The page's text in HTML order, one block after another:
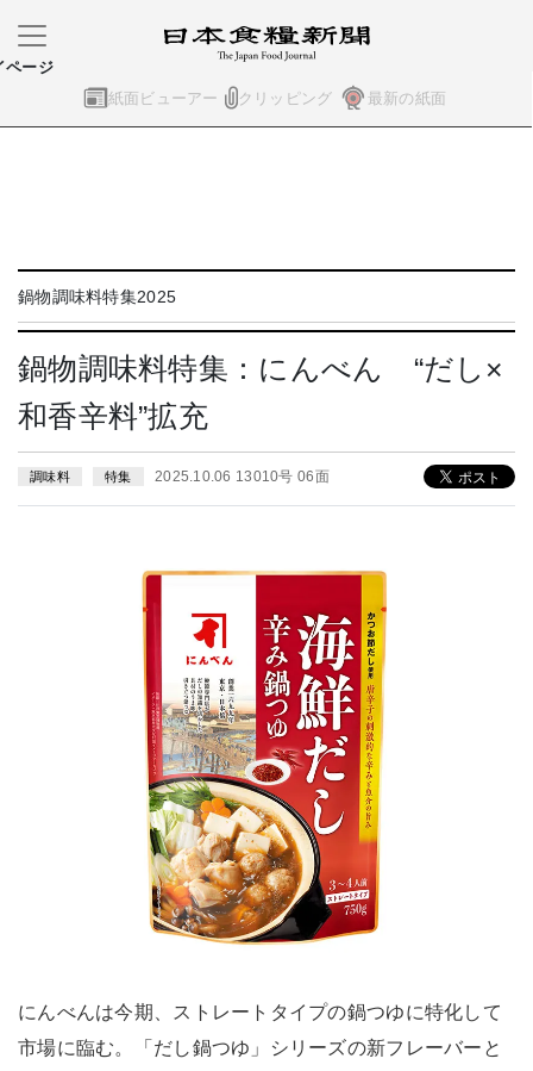
紙面ビューアー クリッピング 最新の紙面
ページ
鍋物調味料特集2025
鍋物調味料特集：にんべん “だし×
和香辛料”拡充
調味料 特集 2025.10.06 13010号 06面
にんべんは今期、ストレートタイプの鍋つゆに特化して
市場に臨む。「だし鍋つゆ」シリーズの新フレーバーと